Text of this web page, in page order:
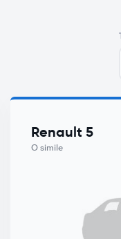
Renault 5
O simile